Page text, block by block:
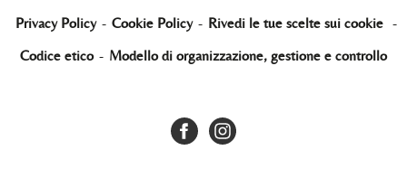
Privacy Policy - Cookie Policy - Rivedi le tue scelte sui cookie -
Codice etico - Modello di organizzazione, gestione e controllo